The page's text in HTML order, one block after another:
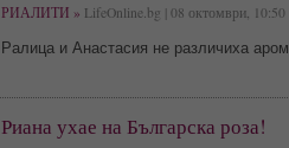
РИАЛИТИ » LifeOnline.bg | 08 октомври, 10:50
Ралица и Анастасия не различиха
Риана ухае на Българска роза!